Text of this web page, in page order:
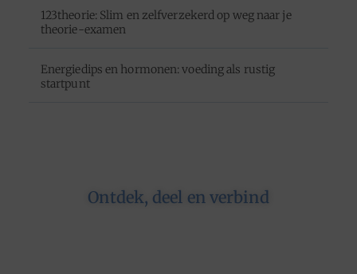
123theorie: Slim en zelfverzekerd op weg naar je
theorie-examen
Energiedips en hormonen: voeding als rustig
startpunt
Ontdek, deel en verbind